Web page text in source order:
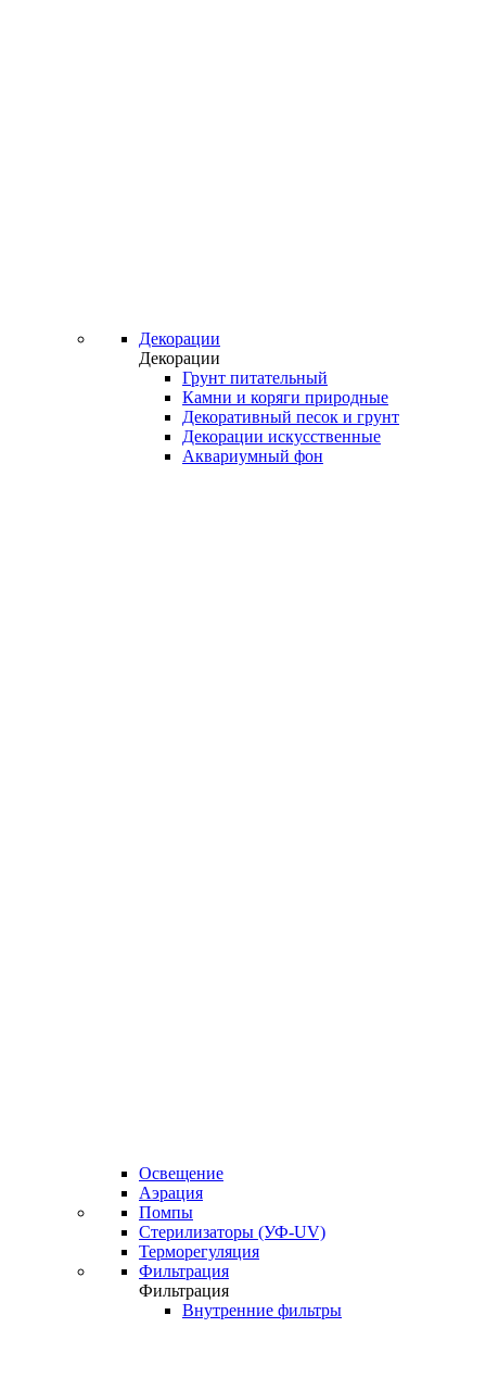
Декорации
Декорации
Грунт питательный
Камни и коряги природные
Декоративный песок и грунт
Декорации искусственные
Аквариумный фон
Освещение
Аэрация
Помпы
Стерилизаторы (УФ-UV)
Терморегуляция
Фильтрация
Фильтрация
Внутренние фильтры